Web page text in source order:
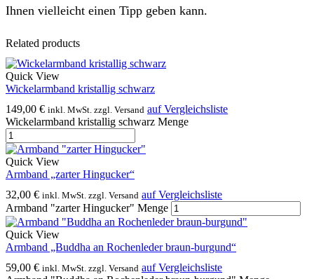
Ihnen vielleicht einen Tipp geben kann.
Related products
Quick View
Wickelarmband kristallig schwarz
149,00 € inkl. MwSt. zzgl. Versand auf Vergleichsliste
Wickelarmband kristallig schwarz Menge
Quick View
Armband „zarter Hingucker“
32,00 € inkl. MwSt. zzgl. Versand auf Vergleichsliste
Armband "zarter Hingucker" Menge
Quick View
Armband „Buddha an Rochenleder braun-burgund“
59,00 € inkl. MwSt. zzgl. Versand auf Vergleichsliste